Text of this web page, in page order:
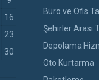
16
23
30
Büro ve Ofis
Şehirler Arası
Depolama
Oto Kurtarma